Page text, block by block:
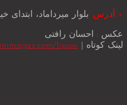
+ آدرس: بلوار میرداماد، ابتدای
عکس : احسان رافتی
لینک کوتاه | 1ipuw